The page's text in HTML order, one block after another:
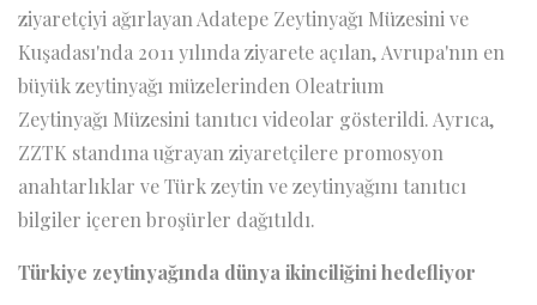
ziyaretçiyi ağırlayan Adatepe Zeytinyağı Müzesini ve
Kuşadası'nda 2011 yılında ziyarete açılan, Avrupa'nın en
büyük zeytinyağı müzelerinden Oleatrium
Zeytinyağı Müzesini tanıtıcı videolar gösterildi. Ayrıca,
ZZTK standına uğrayan ziyaretçilere promosyon
anahtarlıklar ve Türk zeytin ve zeytinyağını tanıtıcı
bilgiler içeren broşürler dağıtıldı.
Türkiye zeytinyağında dünya ikinciliğini hedefliyor